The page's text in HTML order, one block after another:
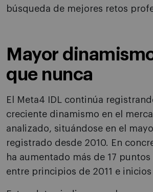
búsqueda de mejores retos
Mayor
que nunca
El Meta4 IDL continúa
creciente dinamismo en el
analizado, situándose en el
registrado desde 2010. En
ha aumentado más de 17
entre principios de 2011 e inicios